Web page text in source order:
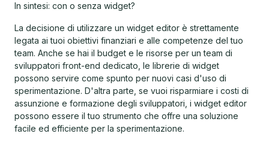
In sintesi: con o senza widget?
La decisione di utilizzare un widget editor è strettamente
legata ai tuoi obiettivi finanziari e alle competenze del tuo
team. Anche se hai il budget e le risorse per un team di
sviluppatori front-end dedicato, le librerie di widget
possono servire come spunto per nuovi casi d'uso di
sperimentazione. D'altra parte, se vuoi risparmiare i costi di
assunzione e formazione degli sviluppatori, i widget editor
possono essere il tuo strumento che offre una soluzione
facile ed efficiente per la sperimentazione.